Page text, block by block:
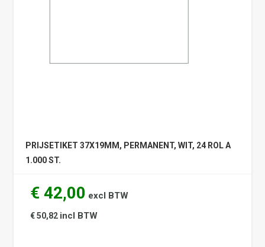
PRIJSETIKET 37X19MM, PERMANENT, WIT, 24 ROL A
1.000 ST.
€ 42,00 excl BTW
€ 50,82 incl BTW